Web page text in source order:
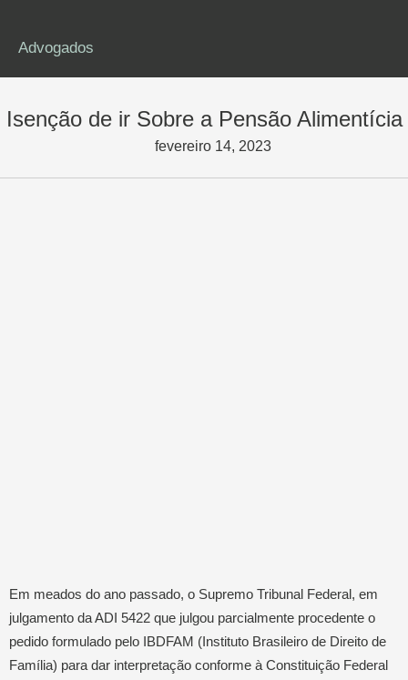
Advogados
Isenção de ir Sobre a Pensão Alimentícia
fevereiro 14, 2023
Em meados do ano passado, o Supremo Tribunal Federal, em
julgamento da ADI 5422 que julgou parcialmente procedente o
pedido formulado pelo IBDFAM (Instituto Brasileiro de Direito de
Família) para dar interpretação conforme à Constituição Federal